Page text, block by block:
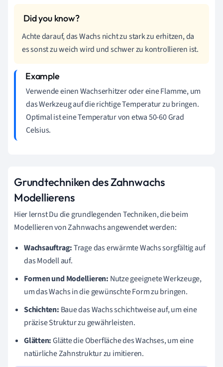
Achte darauf, das Wachs nicht zu stark zu erhitzen, da
es sonst zu weich wird und schwer zu kontrollieren ist.
Verwende einen Wachserhitzer oder eine Flamme, um
das Werkzeug auf die richtige Temperatur zu bringen.
Optimal ist eine Temperatur von etwa 50-60 Grad
Celsius.
Grundtechniken des Zahnwachs
Modellierens
Hier lernst Du die grundlegenden Techniken, die beim
Modellieren von Zahnwachs angewendet werden:
Wachsauftrag:Trage das erwärmte Wachs sorgfältig auf
das Modell auf.
Formen und Modellieren: Nutze geeignete Werkzeuge,
um das Wachs in die gewünschte Form zu bringen.
Schichten: Baue das Wachs schichtweise auf, um eine
präzise Struktur zu gewährleisten.
Glätten:Glätte die Oberfläche des Wachses, um eine
natürliche Zahnstruktur zu imitieren.